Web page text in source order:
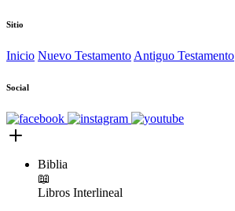
Sitio
Inicio Nuevo Testamento Antiguo Testamento
Social
Biblia
📖
Libros Interlineal